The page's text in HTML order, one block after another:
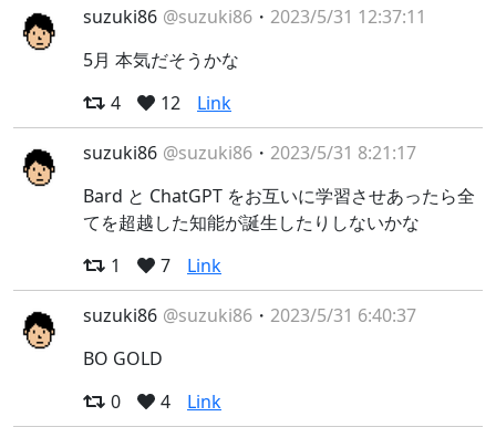
suzuki86 @suzuki86 ・ 2023/5/31 12:37:11
5月 本気だそうかな
4
12 Link
suzuki86 @suzuki86 ・ 2023/5/31 8:21:17
Bard と ChatGPT をお互いに学習させあったら全
てを超越した知能が誕生したりしないかな
1
7 Link
suzuki86 @suzuki86 ・ 2023/5/31 6:40:37
BO GOLD
0
4 Link